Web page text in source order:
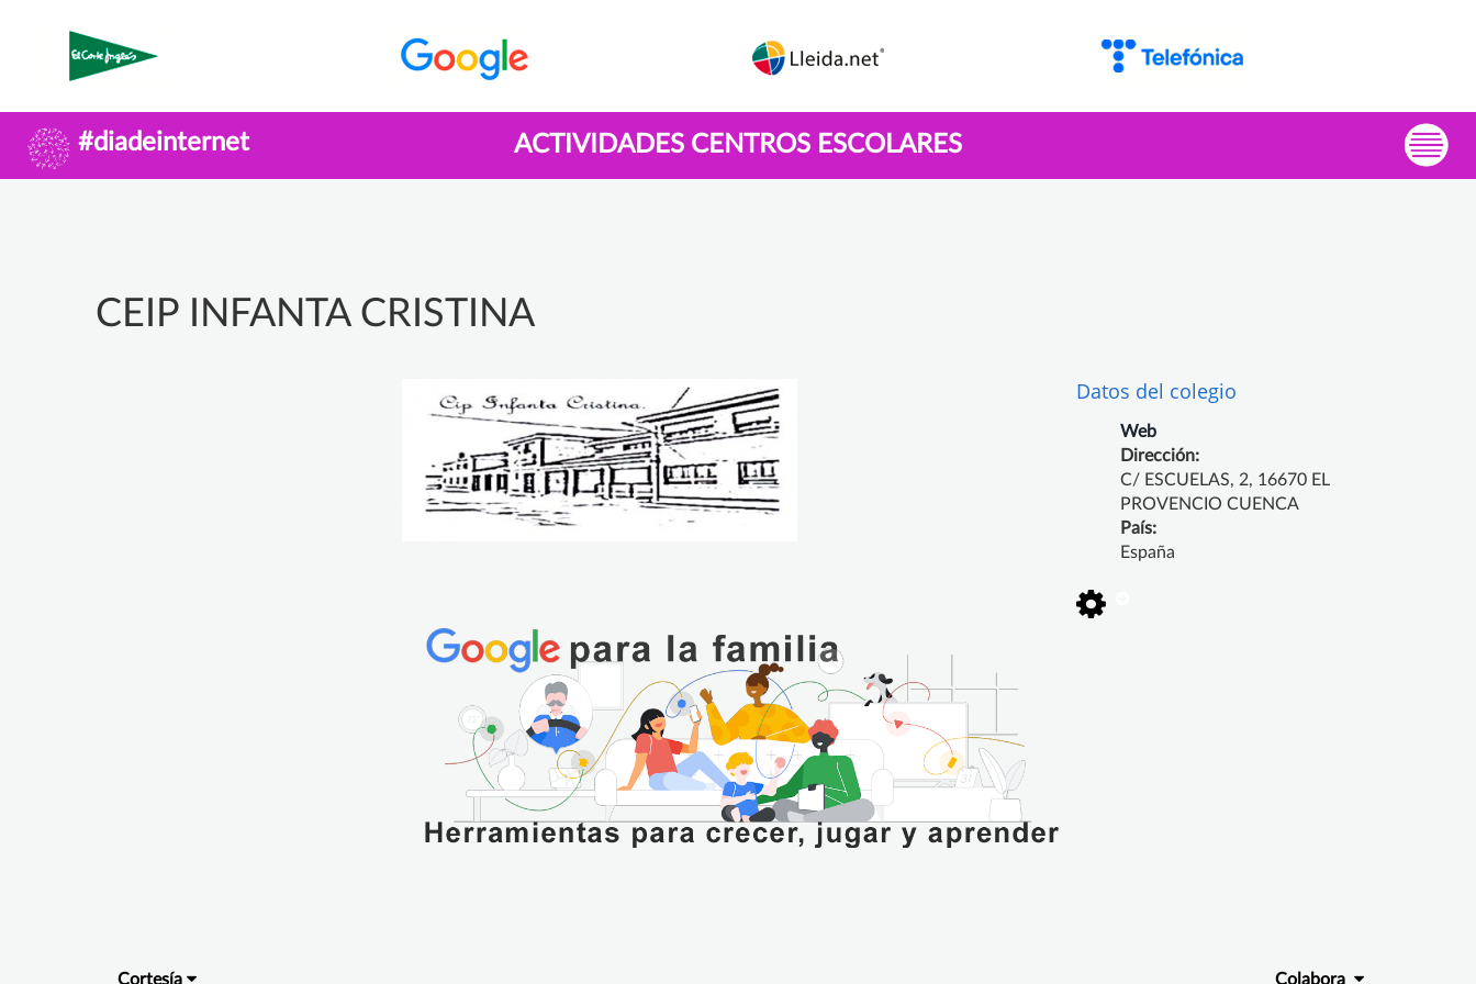
#diadeinternet ACTIVIDADES CENTROS ESCOLARES
CEIP INFANTA CRISTINA
Datos del colegio
Web
Dirección:
C/ ESCUELAS, 2, 16670 EL
PROVENCIO CUENCA
País:
España
Cortesía Colabora